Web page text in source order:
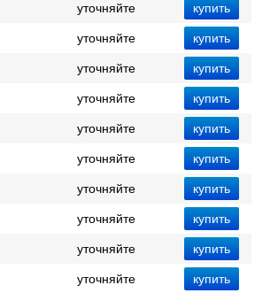
уточняйте
уточняйте
уточняйте
уточняйте
уточняйте
уточняйте
уточняйте
уточняйте
уточняйте
уточняйте